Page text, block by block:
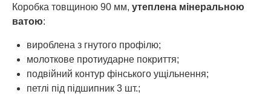
Коробка товщиною 90 мм, утеплена мінеральною
ватою:
вироблена з гнутого профілю;
молоткове протиударне покриття;
подвійний контур фінського ущільнення;
петлі під підшипник 3 шт.;